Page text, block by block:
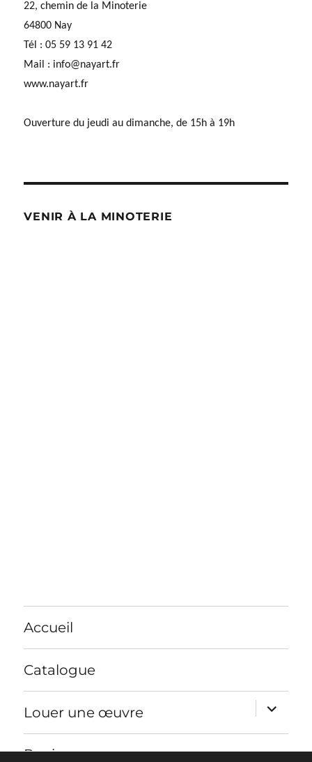
22, chemin de la Minoterie
64800 Nay
Tél : 05 59 13 91 42
Mail : info@nayart.fr
www.nayart.fr
Ouverture du jeudi au dimanche, de 15h à 19h
VENIR À LA MINOTERIE
Accueil
Catalogue
Louer une œuvre
ouvrir
le
sous-
Panier